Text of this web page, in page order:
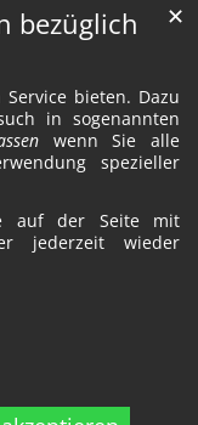
bezüglich
bieten. Dazu
in sogenannten
wenn Sie alle
spezieller
auf der Seite mit
jederzeit wieder
✕